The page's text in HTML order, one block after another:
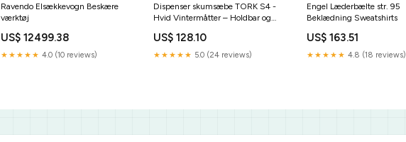
Ravendo Elsækkevogn Beskære
værktøj
US$ 12499.38
★★★★★ 4.0 (10 reviews)
Dispenser skumsæbe TORK S4 -
Hvid Vintermåtter – Holdbar og
US$ 128.10
★★★★★ 5.0 (24 reviews)
Engel Læderbælte str. 95
Beklædning Sweatshirts
US$ 163.51
★★★★★ 4.8 (18 reviews)